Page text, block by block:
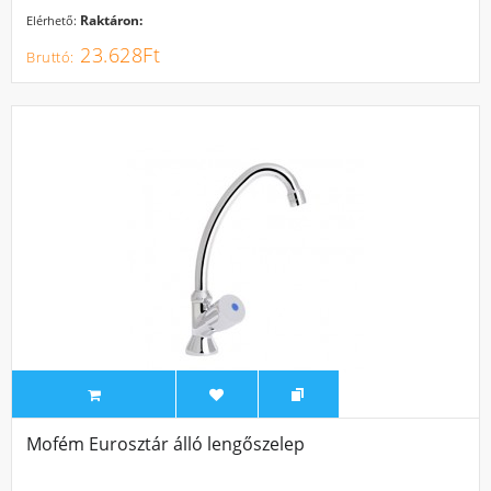
Elérhető: Raktáron:
23.628Ft
Mofém Eurosztár álló lengőszelep